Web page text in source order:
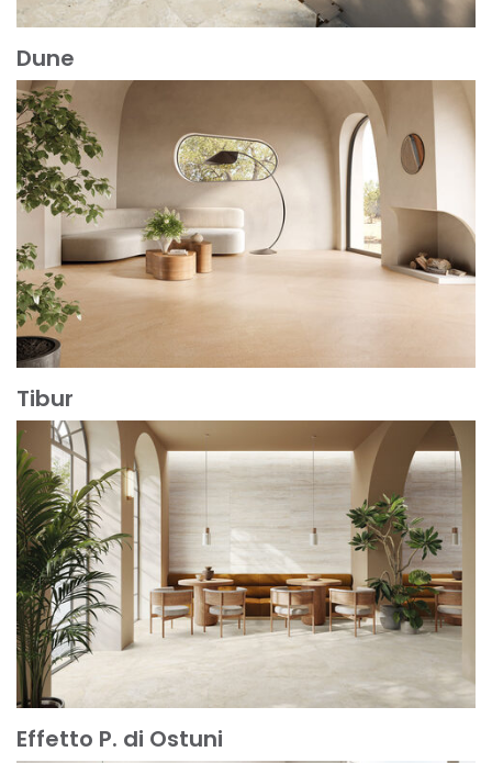
Scopri di più
Scopri di più
Dune
Scopri di più
Tibur
Effetto P. di Ostuni